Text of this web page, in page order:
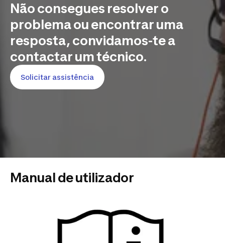
Não consegues resolver o
problema ou encontrar uma
resposta, convidamos-te a
contactar um técnico.
Solicitar assistência
Manual de utilizador